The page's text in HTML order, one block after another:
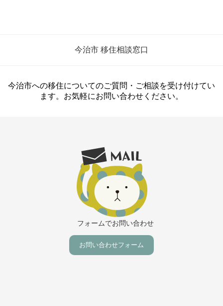
今治市 移住相談窓口
今治市への移住についてのご質問・ご相談を受け付けてい
ます。お気軽にお問い合わせください。
フォームでお問い合わせ
お問い合わせフォーム